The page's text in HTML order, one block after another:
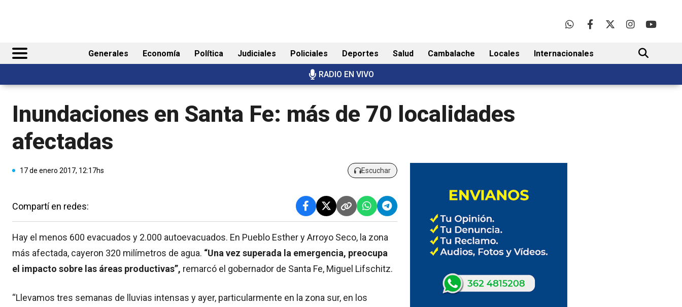
Generales Economía Política Judiciales Policiales Deportes Salud Cambalache Locales Internacionales
RADIO EN VIVO
BUSCAR
Inundaciones en Santa Fe: más de 70 localidades
afectadas
17 de enero 2017, 12:17hs Escuchar
Compartí en redes:
Hay el menos 600 evacuados y 2.000 autoevacuados. En Pueblo Esther y Arroyo Seco, la zona
más afectada, cayeron 320 milímetros de agua. “Una vez superada la emergencia, preocupa
el impacto sobre las áreas productivas”, remarcó el gobernador de Santa Fe, Miguel Lifschitz.
“Llevamos tres semanas de lluvias intensas y ayer, particularmente en la zona sur, en los